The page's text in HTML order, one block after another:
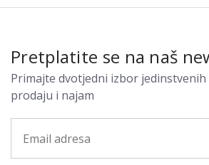
Pretplatite se na naš
Primajte dvotjedni izbor
prodaju i najam